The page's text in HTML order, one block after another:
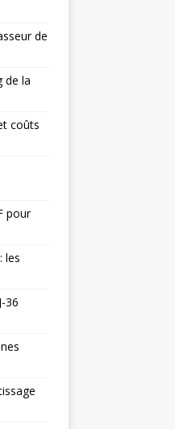
de
de la
coûts
pour
les
36